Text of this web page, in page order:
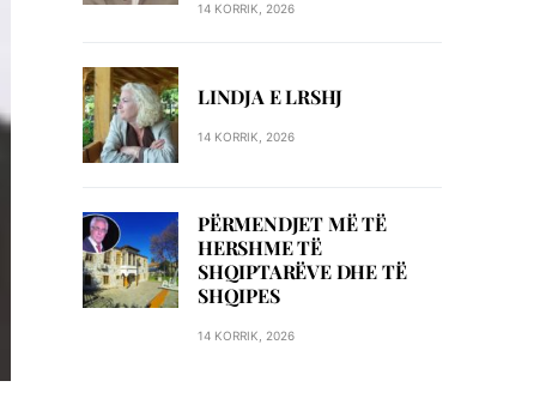
14 KORRIK, 2026
LINDJA E LRSHJ
14 KORRIK, 2026
PËRMENDJET MË TË
HERSHME TË
SHQIPTARËVE DHE TË
SHQIPES
14 KORRIK, 2026